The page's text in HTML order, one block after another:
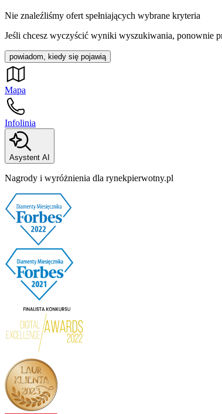
Nie znaleźliśmy ofert spełniających wybrane kryteria
Jeśli chcesz wyczyścić wyniki wyszukiwania, ponownie
powiadom, kiedy się pojawią
Mapa
Infolinia
Asystent AI
Nagrody i wyróżnienia dla rynekpierwotny.pl